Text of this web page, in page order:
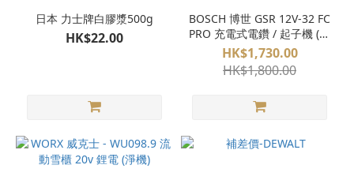
日本 力士牌白膠漿500g
HK$22.00
BOSCH 博世 GSR 12V-32 FC
PRO 充電式電鑽 / 起子機 (淨
機) 多用途 可換頭 FlexiClick
HK$1,730.00
HK$1,800.00